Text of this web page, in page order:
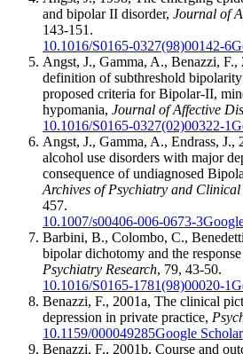
and bipolar II disorder, Journal of
143-151.
10.1016/S0165-0327(98)00142-6
Angst, J., Gamma, A., Benazzi, F.,
definition of subthreshold
proposed criteria for Bipolar-II,
hypomania, Journal of Affective
10.1016/S0165-0327(02)00322-1
Angst, J., Gamma, A., Endrass, J.,
alcohol use disorders with major
consequence of undiagnosed
Archives of Psychiatry and Clinical
457.
10.1007/s00406-006-0673-3
Barbini, B., Colombo, C.,
bipolar dichotomy and the
Psychiatry Research, 79, 43-50.
10.1016/S0165-1781(98)00020-1
Benazzi, F., 2001a, The clinical
depression in private practice,
10.1159/000049285Google Scholar
Benazzi, F., 2001b, Course and